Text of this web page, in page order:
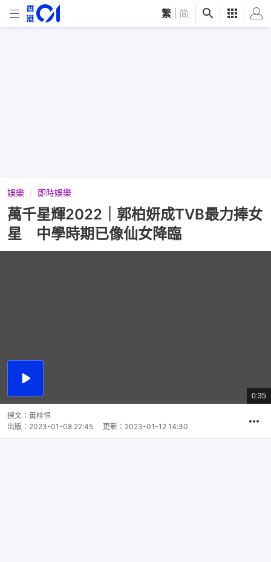
繁 简
娛樂 即時娛樂
萬千星輝2022｜郭柏妍成TVB最力捧女
星 中學時期已像仙女降臨
播
總
共
0:35
撰文： 黃梓恒
出版： 2023-01-08 22:45 更新： 2023-01-12 14:30